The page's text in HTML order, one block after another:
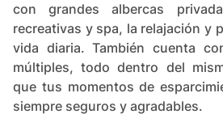
con grandes albercas
recreativas y spa, la relajación y
vida diaria. También cuenta
múltiples, todo dentro del
que tus momentos de
siempre seguros y agradables.